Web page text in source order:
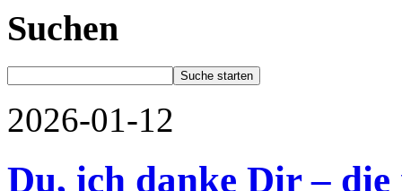
Suchen
2026-01-12
Du, ich danke Dir –